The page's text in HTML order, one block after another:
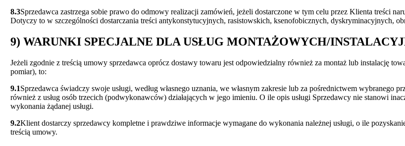
8.3Sprzedawca zastrzega sobie prawo do odmowy realizacji zamówień, jeżeli dostarczone w tym celu przez Klienta treści
Dotyczy to w szczególności dostarczania treści antykonstytucyjnych, rasistowskich, ksenofobicznych, dyskryminacyjnych,
9) WARUNKI SPECJALNE DLA USŁUG MONTAŻOWYCH/
Jeżeli zgodnie z treścią umowy sprzedawca oprócz dostawy towaru jest odpowiedzialny również za montaż lub instalację
pomiar), to:
9.1Sprzedawca świadczy swoje usługi, według własnego uznania, we własnym zakresie lub za pośrednictwem
również z usług osób trzecich (podwykonawców) działających w jego imieniu. O ile opis usługi Sprzedawcy nie stanowi
wykonania żądanej usługi.
9.2Klient dostarczy sprzedawcy kompletne i prawdziwe informacje wymagane do wykonania należnej usługi, o ile
treścią umowy.